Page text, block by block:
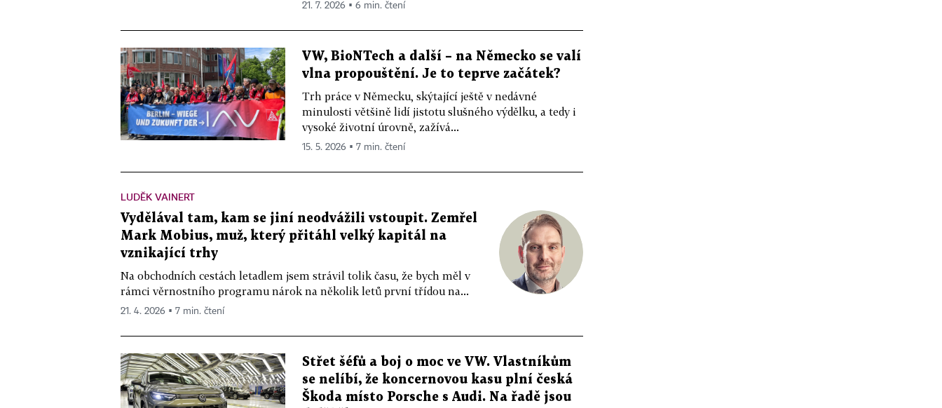
21. 7. 2026 ▪ 6 min. čtení
VW, BioNTech a další – na Německo se valí
vlna propouštění. Je to teprve začátek?
Trh práce v Německu, skýtající ještě v nedávné
minulosti většině lidí jistotu slušného výdělku, a tedy i
vysoké životní úrovně, zažívá...
15. 5. 2026 ▪ 7 min. čtení
LUDĚK VAINERT
Vydělával tam, kam se jiní neodvážili vstoupit. Zemřel
Mark Mobius, muž, který přitáhl velký kapitál na
vznikající trhy
Na obchodních cestách letadlem jsem strávil tolik času, že bych měl v
rámci věrnostního programu nárok na několik letů první třídou na...
21. 4. 2026 ▪ 7 min. čtení
Střet šéfů a boj o moc ve VW. Vlastníkům
se nelíbí, že koncernovou kasu plní česká
Škoda místo Porsche s Audi. Na řadě jsou